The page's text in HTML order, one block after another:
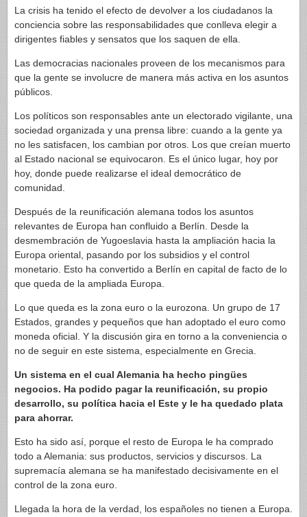
La crisis ha tenido el efecto de devolver a los ciudadanos la
conciencia sobre las responsabilidades que conlleva elegir a
dirigentes fiables y sensatos que los saquen de ella.
Las democracias nacionales proveen de los mecanismos para
que la gente se involucre de manera más activa en los asuntos
públicos.
Los políticos son responsables ante un electorado vigilante, una
sociedad organizada y una prensa libre: cuando a la gente ya
no les satisfacen, los cambian por otros. Los que creían muerto
al Estado nacional se equivocaron. Es el único lugar, hoy por
hoy, donde puede realizarse el ideal democrático de
comunidad.
Después de la reunificación alemana todos los asuntos
relevantes de Europa han confluido a Berlín. Desde la
desmembración de Yugoeslavia hasta la ampliación hacia la
Europa oriental, pasando por los subsidios y el control
monetario. Esto ha convertido a Berlín en capital de facto de lo
que queda de la ampliada Europa.
Lo que queda es la zona euro o la eurozona. Un grupo de 17
Estados, grandes y pequeños que han adoptado el euro como
moneda oficial. Y la discusión gira en torno a la conveniencia o
no de seguir en este sistema, especialmente en Grecia.
Un sistema en el cual Alemania ha hecho pingües
negocios. Ha podido pagar la reunificación, su propio
desarrollo, su política hacia el Este y le ha quedado plata
para ahorrar.
Esto ha sido así, porque el resto de Europa le ha comprado
todo a Alemania: sus productos, servicios y discursos. La
supremacía alemana se ha manifestado decisivamente en el
control de la zona euro.
Llegada la hora de la verdad, los españoles no tienen a Europa.